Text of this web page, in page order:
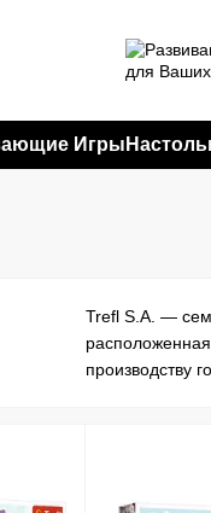
Игры
Trefl S.A. —
производству